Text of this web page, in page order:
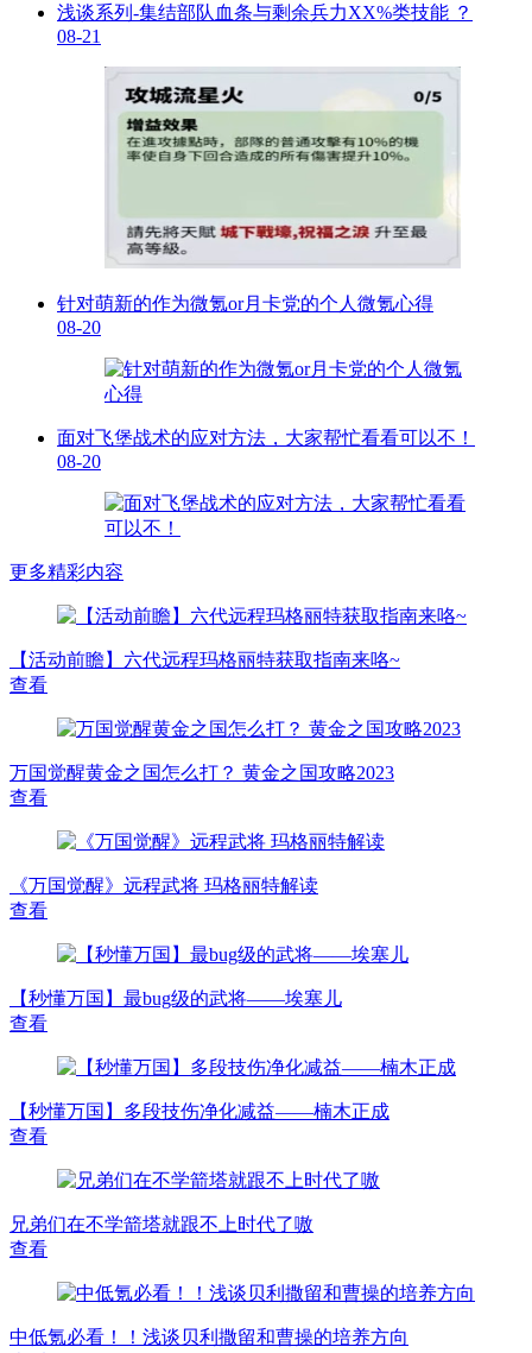
浅谈系列-集结部队血条与剩余兵力XX%类技能 ？
08-21
针对萌新的作为微氪or月卡党的个人微氪心得
08-20
面对飞堡战术的应对方法，大家帮忙看看可以不！
08-20
更多精彩内容
【活动前瞻】六代远程玛格丽特获取指南来咯~
查看
万国觉醒黄金之国怎么打？ 黄金之国攻略2023
查看
《万国觉醒》远程武将 玛格丽特解读
查看
【秒懂万国】最bug级的武将——埃塞儿
查看
【秒懂万国】多段技伤净化减益——楠木正成
查看
兄弟们在不学箭塔就跟不上时代了嗷
查看
中低氪必看！！浅谈贝利撒留和曹操的培养方向